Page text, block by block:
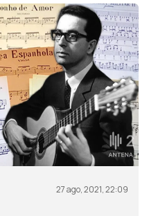
27 ago, 2021, 22:09